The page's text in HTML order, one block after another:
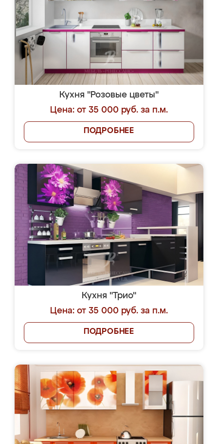
Кухня "Розовые цветы"
Цена: от 35 000 руб. за п.м.
ПОДРОБНЕЕ
Кухня "Трио"
Цена: от 35 000 руб. за п.м.
ПОДРОБНЕЕ